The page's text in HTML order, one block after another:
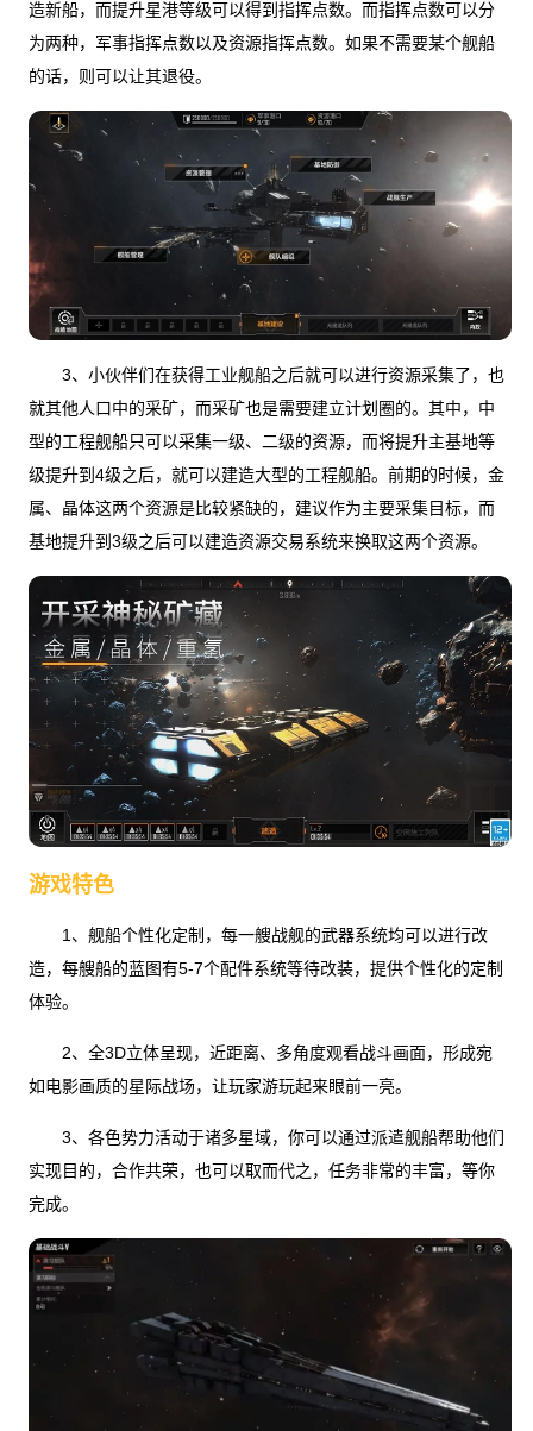
造新船，而提升星港等级可以得到指挥点数。而指挥点数可以分
为两种，军事指挥点数以及资源指挥点数。如果不需要某个舰船
的话，则可以让其退役。
3、小伙伴们在获得工业舰船之后就可以进行资源采集了，也
就其他人口中的采矿，而采矿也是需要建立计划圈的。其中，中
型的工程舰船只可以采集一级、二级的资源，而将提升主基地等
级提升到4级之后，就可以建造大型的工程舰船。前期的时候，金
属、晶体这两个资源是比较紧缺的，建议作为主要采集目标，而
基地提升到3级之后可以建造资源交易系统来换取这两个资源。
游戏特色
1、舰船个性化定制，每一艘战舰的武器系统均可以进行改
造，每艘船的蓝图有5-7个配件系统等待改装，提供个性化的定制
体验。
2、全3D立体呈现，近距离、多角度观看战斗画面，形成宛
如电影画质的星际战场，让玩家游玩起来眼前一亮。
3、各色势力活动于诸多星域，你可以通过派遣舰船帮助他们
实现目的，合作共荣，也可以取而代之，任务非常的丰富，等你
完成。